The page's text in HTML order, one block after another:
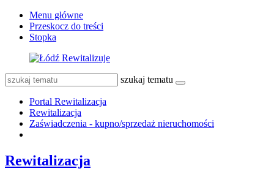
Menu główne
Przeskocz do treści
Stopka
szukaj tematu
Portal Rewitalizacja
Rewitalizacja
Zaświadczenia - kupno/sprzedaż nieruchomości
Rewitalizacja